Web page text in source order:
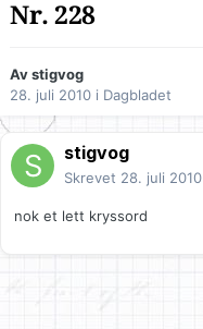
Nr. 228
Avstigvog
28. juli 2010 i Dagbladet
stigvog
Skrevet 28. juli 2010
nok et lett kryssord